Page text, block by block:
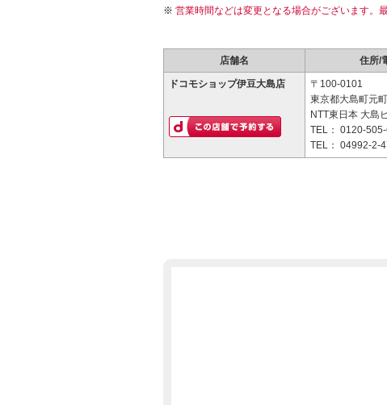
営業時間などは変更となる場合がございます。
店舗名 住所/
ドコモショップ伊豆大島店
〒100-0101
東京都大島町元
NTT東日本 大島
TEL： 0120-
TEL： 04992-2-